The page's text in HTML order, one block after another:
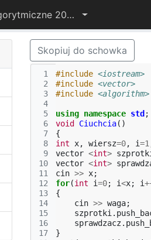
Potyczki Algorytmiczne 2019
Skopiuj do schowka
1
2
3
4
5
6
7
8
9
10
11
12
13
14
15
16
17
#include <iostream>
#include <vector>
#include <algorithm>
using namespace std ;
void
Ciuchcia()
{
int
x, wiersz=0, i=1
vector <int>
vector <int>
cin >> x;
for(int i=0; i<x; i
{
cin >> waga;
szprotki .
sprawdzacz.
}